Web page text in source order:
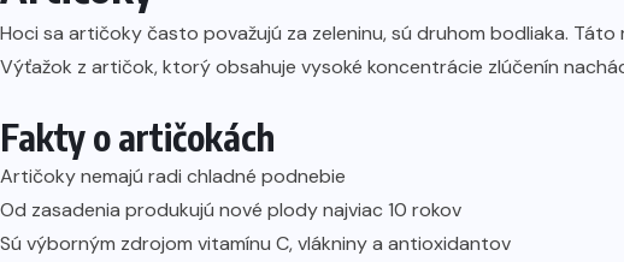
Hoci sa artičoky často považujú za zeleninu, sú druhom bodliaka.
Výťažok z artičok, ktorý obsahuje vysoké koncentrácie zlúčenín
Fakty o artičokách
Artičoky nemajú radi chladné podnebie
Od zasadenia produkujú nové plody najviac 10 rokov
Sú výborným zdrojom vitamínu C, vlákniny a antioxidantov